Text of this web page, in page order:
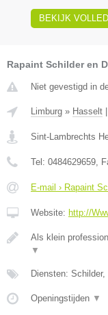
BEKIJK
Rapaint Schilder en
Niet gevestigd in
Limburg » Hasselt
Sint-Lambrechts
Tel: 0484629659,
E-mail › Rapaint
Website: http://
Als klein
▼
Diensten:
Openingstijden ▼